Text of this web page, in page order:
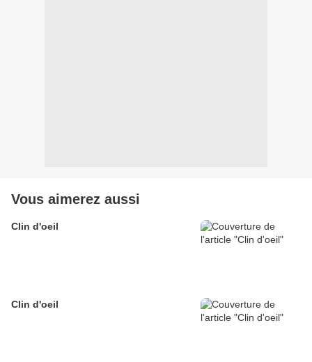
Vous aimerez aussi
Clin d'oeil
Clin d'oeil